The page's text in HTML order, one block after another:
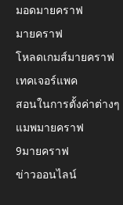
มอดมายคราฟ
มายคราฟ
โหลดเกมส์มายคราฟ
เทคเจอร์แพค
สอนในการตั้งค่าต่างๆ
แมพมายคราฟ
9มายคราฟ
ข่าวออนไลน์